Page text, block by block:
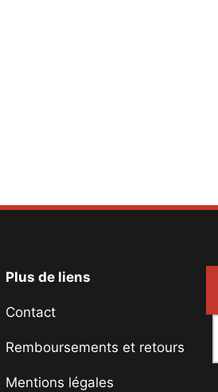
Plus de liens
Contact
Remboursements et retours
Mentions légales